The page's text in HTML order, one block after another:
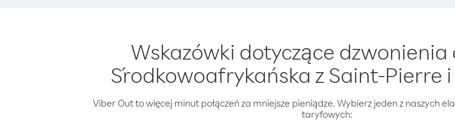
Wskazówki dotyczące dzwonienia
Środkowoafrykańska z Saint-Pierre
Viber Out to więcej minut połączeń za mniejsze pieniądze. Wybierz jeden z naszych
taryfowych: